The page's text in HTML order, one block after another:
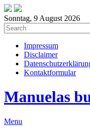
Sonntag, 9 August 2026
Impressum
Disclaimer
Kontaktformular
Manuelas
Menu